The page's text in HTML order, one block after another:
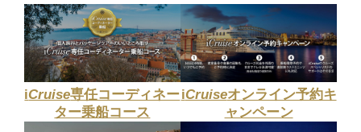
iCruise専任コーディネー
ター乗船コース
iCruiseオンライン予約キ
ャンペーン